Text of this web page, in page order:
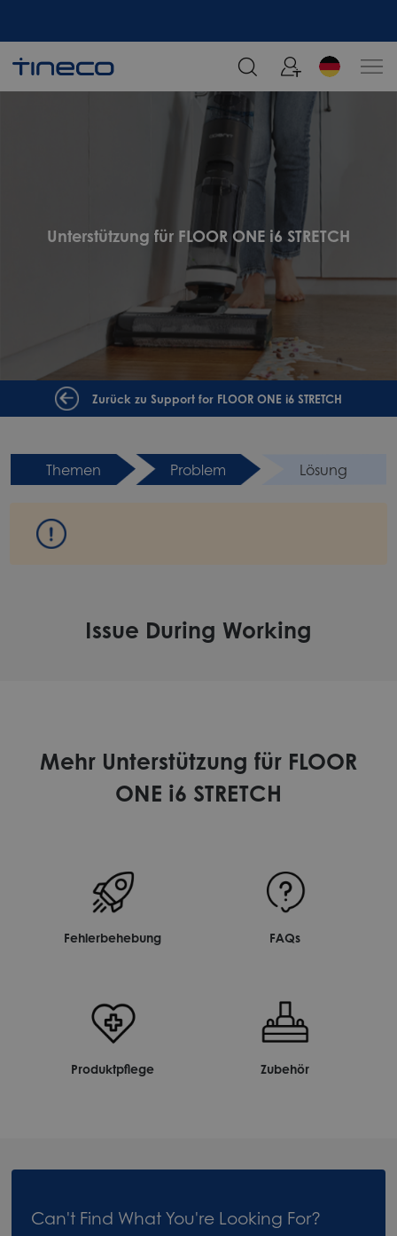
Unterstützung für FLOOR ONE i6 STRETCH
Zurück zu Support for FLOOR ONE i6 STRETCH
Themen Problem Lösung
Issue During Working
Mehr Unterstützung für FLOOR
ONE i6 STRETCH
Fehlerbehebung FAQs
Produktpflege Zubehör
Can't Find What You're Looking For?